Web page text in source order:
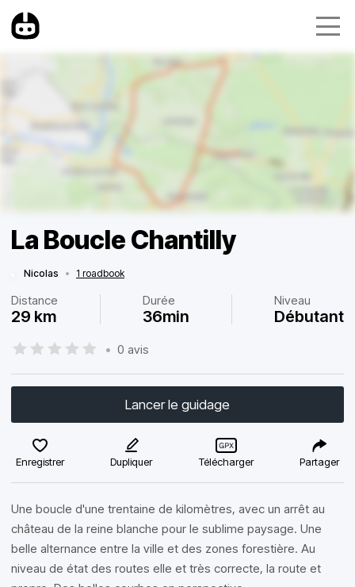
La Boucle Chantilly
Nicolas • 1 roadbook
Distance
29 km
Durée
36min
Niveau
Débutant
• 0 avis
Lancer le guidage
Enregistrer Dupliquer Télécharger Partager
Une boucle d'une trentaine de kilomètres, avec un arrêt au
château de la reine blanche pour le sublime paysage. Une
belle alternance entre la ville et des zones forestière. Au
niveau de état des routes elle et très correcte, la route et